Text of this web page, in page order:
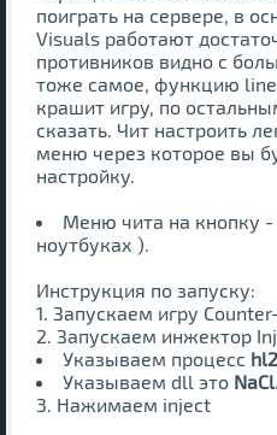
поиграть на сервере, в
Visuals работают
противников видно с
тоже самое, функцию
крашит игру, по
сказать. Чит настроить
меню через которое вы
настройку.
Меню чита на кнопку
ноутбуках ).
Инструкция по запуску:
1. Запускаем игру
2. Запускаем инжектор
Указываем процесс
Указываем dll это
3. Нажимаем inject